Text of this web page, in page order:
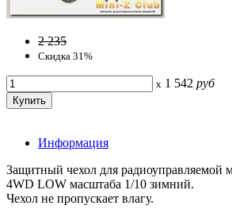
2 235
Скидка 31%
x 1 542 руб
Информация
Защитный чехол для радиоуправляемой
4WD LOW масштаба 1/10 зимний.
Чехол не пропускает влагу.